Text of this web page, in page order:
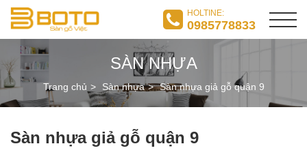
HOLTINE:
0985778833
SÀN NHỰA
Trang chủ Sàn nhựa Sàn nhựa giả gỗ quận 9
Sàn nhựa giả gỗ quận 9